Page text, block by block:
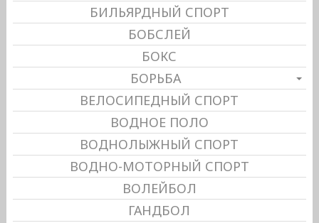
БИЛЬЯРДНЫЙ СПОРТ
БОБСЛЕЙ
БОКС
БОРЬБА
ВЕЛОСИПЕДНЫЙ СПОРТ
ВОДНОЕ ПОЛО
ВОДНОЛЫЖНЫЙ СПОРТ
ВОДНО-МОТОРНЫЙ СПОРТ
ВОЛЕЙБОЛ
ГАНДБОЛ